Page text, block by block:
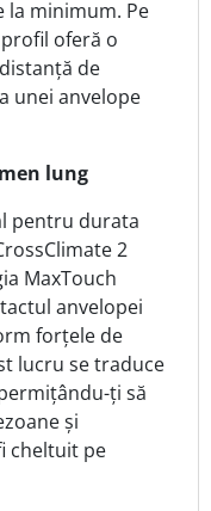
la minimum. Pe
oferă o
de
unei anvelope
lung
pentru durata
2
MaxTouch
anvelopei
forțele de
lucru se traduce
ți să
și
cheltuit pe